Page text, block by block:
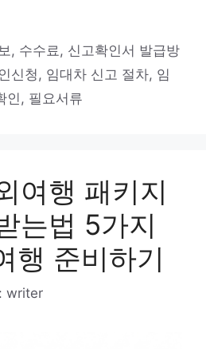
, 수수료 , 신고확인서 발급방
신청 , 임대차 신고 절차, 임
인 , 필요서류
여행 패키지
는법 5가지
행 준비하기
writer